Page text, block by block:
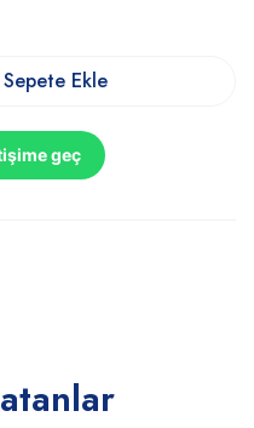
Sepete Ekle
geç